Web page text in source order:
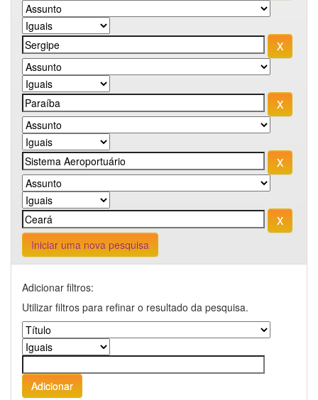
Iniciar uma nova pesquisa
Adicionar filtros:
Utilizar filtros para refinar o resultado da pesquisa.